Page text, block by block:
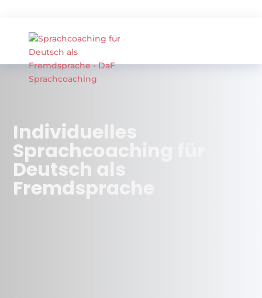
Individuelles
Sprachcoaching für
Deutsch als
Fremdsprache